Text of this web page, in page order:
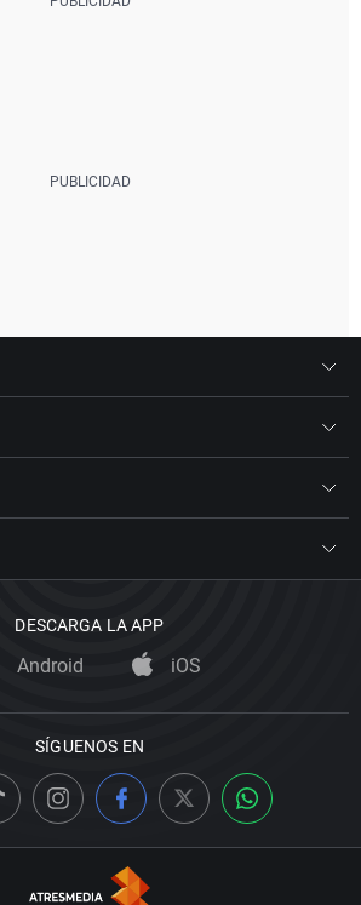
DESCARGA LA APP
Android iOS
SÍGUENOS EN